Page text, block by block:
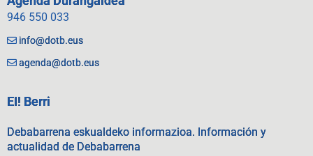
946 550 033
info@dotb.eus
agenda@dotb.eus
EI! Berri
Debabarrena eskualdeko informazioa. Información y
actualidad de Debabarrena